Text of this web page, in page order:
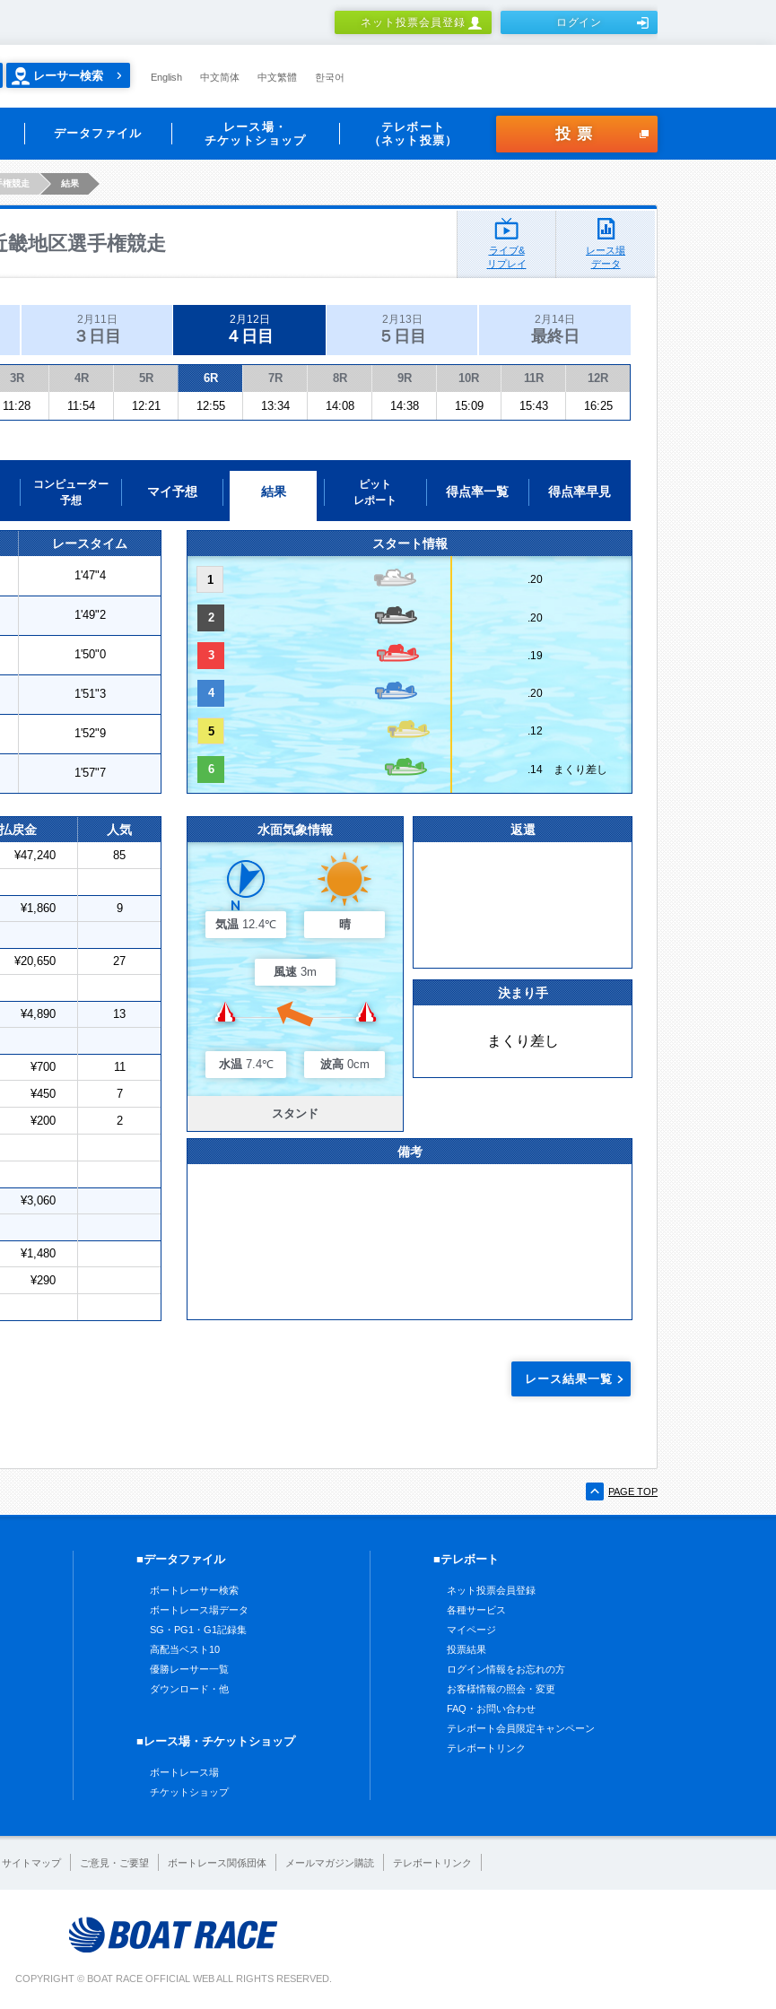
ネット投票会員登録 ログイン
レーサー検索 English 中文简体 中文繁體 한국어
データファイル
レース場・
チケットショップ
テレボート
（ネット投票）
投票
権競走 結果
畿地区選手権競走
ライブ&
リプレイ
レース場
データ
2月11日
３日目
2月12日
４日目
2月13日
５日目
2月14日
最終日
3R 4R 5R 6R 7R 8R 9R 10R 11R 12R
11:28 11:54 12:21 12:55 13:34 14:08 14:38 15:09 15:43 16:25
コンピューター
予想
マイ予想 結果
ピット
レポート
得点率一覧 得点率早見
レースタイム
1'47"4
1'49"2
1'50"0
1'51"3
1'52"9
1'57"7
スタート情報
1 .20
2 .20
3 .19
4 .20
5 .12
6 .14 まくり差し
戻金 人気
¥47,240 85
¥1,860 9
¥20,650 27
¥4,890 13
¥700 11
¥450 7
¥200 2
¥3,060
¥1,480
¥290
水面気象情報
気温 12.4℃ 晴
風速 3m
水温 7.4℃ 波高 0cm
スタンド
返還
決まり手
まくり差し
備考
レース結果一覧
PAGE TOP
■データファイル
ボートレーサー検索
ボートレース場データ
SG・PG1・G1記録集
高配当ベスト10
優勝レーサー一覧
ダウンロード・他
■レース場・チケットショップ
ボートレース場
チケットショップ
■テレボート
ネット投票会員登録
各種サービス
マイページ
投票結果
ログイン情報をお忘れの方
お客様情報の照会・変更
FAQ・お問い合わせ
テレボート会員限定キャンペーン
テレボートリンク
サイトマップ ご意見・ご要望 ボートレース関係団体 メールマガジン購読 テレボートリンク
COPYRIGHT © BOAT RACE OFFICIAL WEB ALL RIGHTS RESERVED.